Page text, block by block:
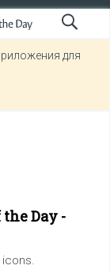
для
Day -